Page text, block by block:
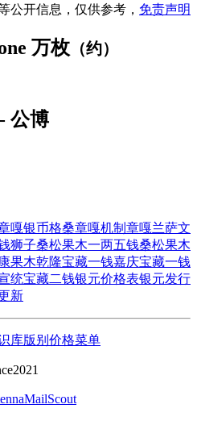
公开信息，仅供参考， 免责声明
万枚 （约）
公博
嘎银币格桑章嘎机制章嘎兰萨文
狮子桑松果木一两五钱桑松果木
果木乾隆宝藏一钱嘉庆宝藏一钱
统宝藏二钱银元价格表银元发行
新
库版别 价格菜单
MailScout